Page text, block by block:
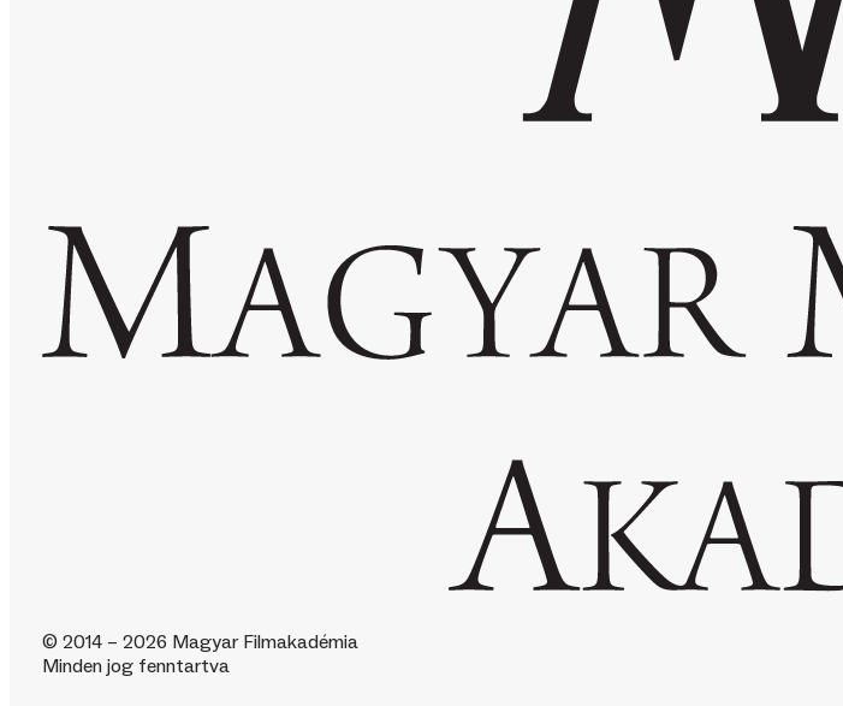
© 2014 – 2026 Magyar Filmakadémia
Minden jog fenntartva